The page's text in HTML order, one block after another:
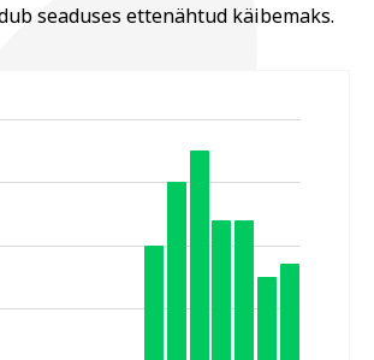
seaduses ettenähtud käibemaks.